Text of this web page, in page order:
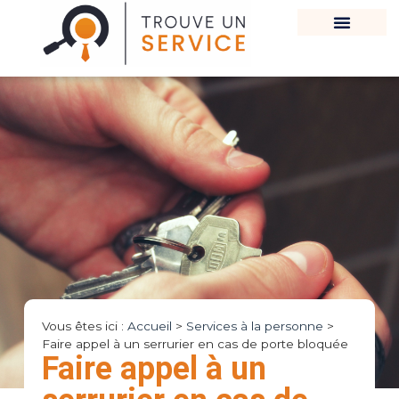
Vous êtes ici : Accueil > Services à la personne >
Faire appel à un serrurier en cas de porte bloquée
Faire appel à un